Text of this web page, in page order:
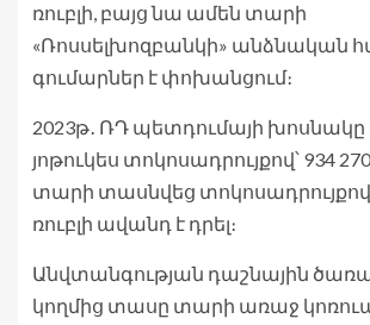
ռուբլի, բայց նա ամեն տարի
«Ռոսսելխոզբանկի» անձնական
գումարներ է փոխանցում։
2023թ․ ՌԴ պետդումայի
յոթուկես տոկոսադրույքով՝ 934
տարի տասնվեց տոկոսադրույքով
ռուբլի ավանդ է դրել։
Անվտանգության դաշնային
կողմից տասը տարի առաջ